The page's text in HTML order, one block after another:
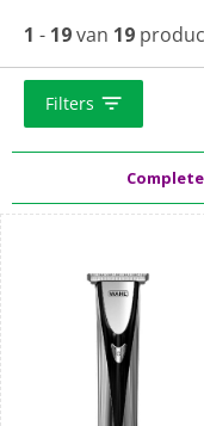
1 - 19van 19
Filters
Standaard
Al meer dan